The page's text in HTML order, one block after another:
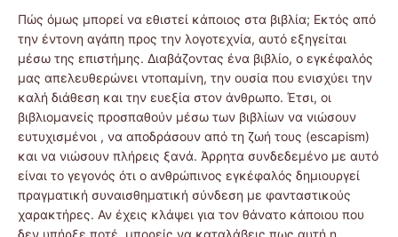
Πώς όμως μπορεί να εθιστεί κάποιος στα βιβλία; Εκτός από
την έντονη αγάπη προς την λογοτεχνία, αυτό εξηγείται
μέσω της επιστήμης. Διαβάζοντας ένα βιβλίο, ο εγκέφαλός
μας απελευθερώνει ντοπαμίνη, την ουσία που ενισχύει την
καλή διάθεση και την ευεξία στον άνθρωπο. Έτσι, οι
βιβλιομανείς προσπαθούν μέσω των βιβλίων να νιώσουν
ευτυχισμένοι , να αποδράσουν από τη ζωή τους (escapism)
και να νιώσουν πλήρεις ξανά. Άρρητα συνδεδεμένο με αυτό
είναι το γεγονός ότι ο ανθρώπινος εγκέφαλός δημιουργεί
πραγματική συναισθηματική σύνδεση με φανταστικούς
χαρακτήρες. Αν έχεις κλάψει για τον θάνατο κάποιου που
δεν υπήρξε ποτέ, μπορείς να καταλάβεις πως αυτή η